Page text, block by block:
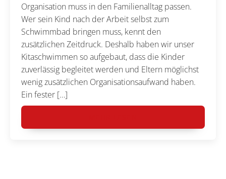
Organisation muss in den Familienalltag passen.
Wer sein Kind nach der Arbeit selbst zum
Schwimmbad bringen muss, kennt den
zusätzlichen Zeitdruck. Deshalb haben wir unser
Kitaschwimmen so aufgebaut, dass die Kinder
zuverlässig begleitet werden und Eltern möglichst
wenig zusätzlichen Organisationsaufwand haben.
Ein fester […]